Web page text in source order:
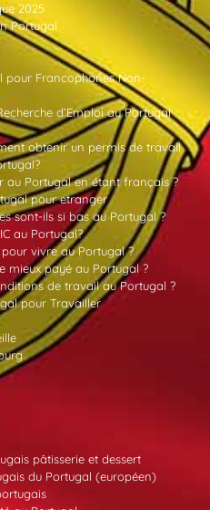
2025
Portugal
pour Francophones Non-
d’Emploi au Portugal
obtenir un permis de travail
au Portugal en étant français ?
pour etranger
sont-ils si bas au Portugal ?
au Portugal?
vivre au Portugal ?
mieux payé au Portugal ?
de travail au Portugal ?
pour Travailler
pâtisserie et dessert
du Portugal (européen)